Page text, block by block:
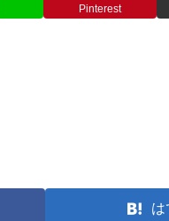
Pinterest
は